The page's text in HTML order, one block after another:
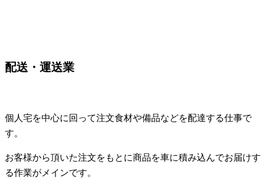
配送・運送業
個人宅を中心に回って注文食材や備品などを配達する仕事で
す。
お客様から頂いた注文をもとに商品を車に積み込んでお届けす
る作業がメインです。